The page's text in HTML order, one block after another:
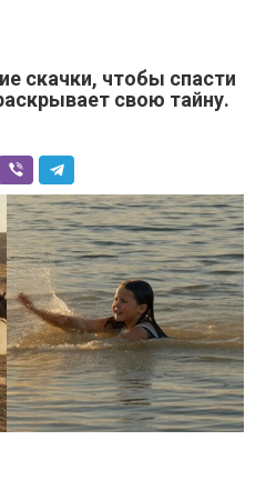
скачки, чтобы спасти
свою тайну.